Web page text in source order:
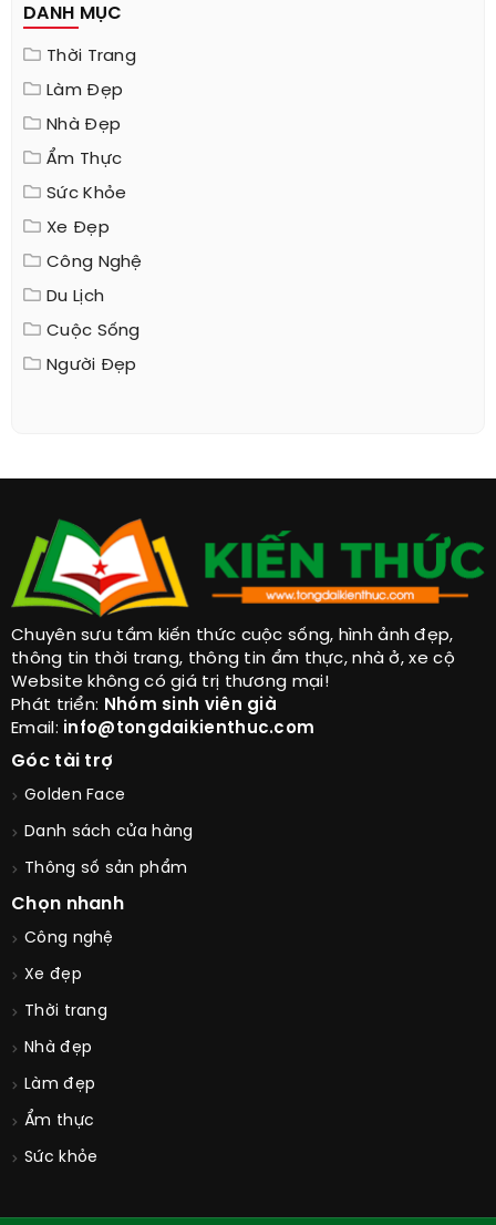
DANH MỤC
Thời Trang
Làm Đẹp
Nhà Đẹp
Ẩm Thực
Sức Khỏe
Xe Đẹp
Công Nghệ
Du Lịch
Cuộc Sống
Người Đẹp
Chuyên sưu tầm kiến thức cuộc sống, hình ảnh đẹp,
thông tin thời trang, thông tin ẩm thực, nhà ở, xe cộ
Website không có giá trị thương mại!
Phát triển: Nhóm sinh viên già
Email: info@tongdaikienthuc.com
Góc tài trợ
Golden Face
Danh sách cửa hàng
Thông số sản phẩm
Chọn nhanh
Công nghệ
Xe đẹp
Thời trang
Nhà đẹp
Làm đẹp
Ẩm thực
Sức khỏe